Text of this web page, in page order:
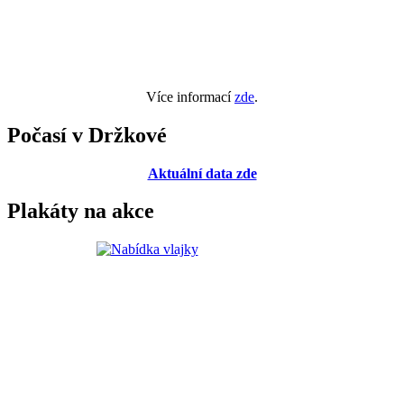
Více informacízde.
Počasí v Držkové
Aktuální data zde
Plakáty na akce